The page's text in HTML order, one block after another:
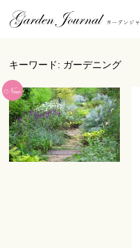
キーワード: ガーデニング